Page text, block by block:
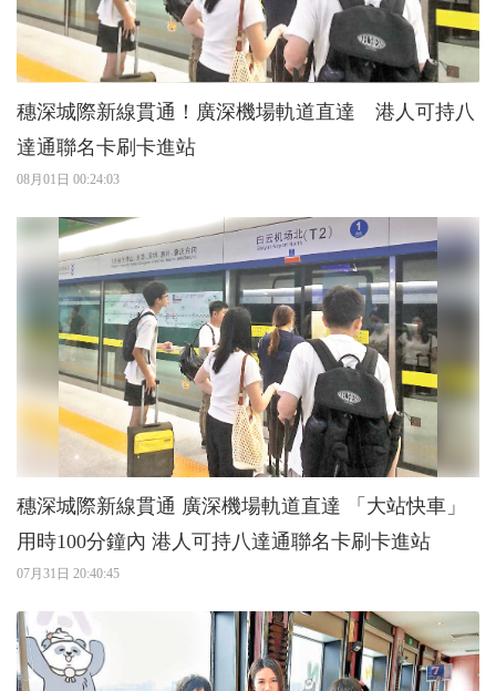
穗深城際新線貫通！廣深機場軌道直達 港人可持八
達通聯名卡刷卡進站
08月01日 00:24:03
穗深城際新線貫通 廣深機場軌道直達 「大站快車」
用時100分鐘內 港人可持八達通聯名卡刷卡進站
07月31日 20:40:45